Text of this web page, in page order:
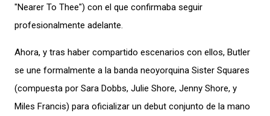
"Nearer To Thee") con el que confirmaba seguir
profesionalmente adelante.
Ahora, y tras haber compartido escenarios con ellos, Butler
se une formalmente a la banda neoyorquina Sister Squares
(compuesta por Sara Dobbs, Julie Shore, Jenny Shore, y
Miles Francis) para oficializar un debut conjunto de la mano